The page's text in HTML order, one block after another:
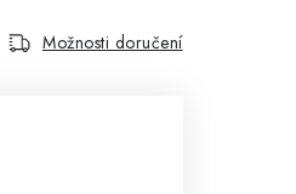
Možnosti doručení